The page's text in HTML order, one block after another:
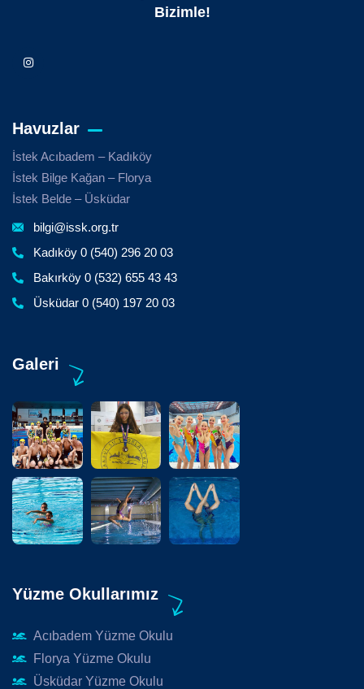
Bizimle!
Havuzlar
İstek Acıbadem – Kadıköy
İstek Bilge Kağan – Florya
İstek Belde – Üsküdar
bilgi@issk.org.tr
Kadıköy 0 (540) 296 20 03
Bakırköy 0 (532) 655 43 43
Üsküdar 0 (540) 197 20 03
Galeri
Yüzme Okullarımız
Acıbadem Yüzme Okulu
Florya Yüzme Okulu
Üsküdar Yüzme Okulu